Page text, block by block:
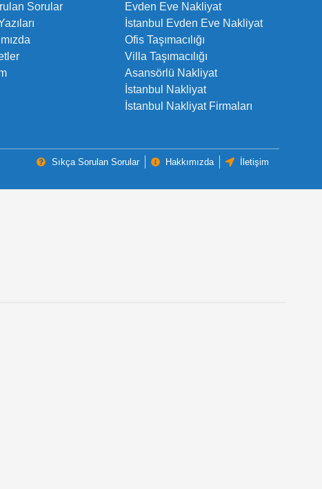
Sorular
Evden Eve Nakliyat
İstanbul Evden Eve Nakliyat
Ofis Taşımacılığı
Villa Taşımacılığı
Asansörlü Nakliyat
İstanbul Nakliyat
İstanbul Nakliyat Firmaları
Sıkça Sorulan Sorular Hakkımızda İletişim